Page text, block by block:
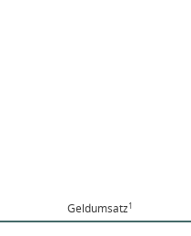
Geldumsatz1